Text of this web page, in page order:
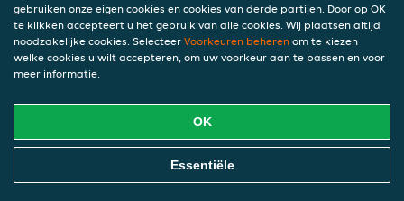
Broodje kipburger
incl. statiegeld (€ 0,00)
Pita shoarma speciaal
Online Eten Bestellen
gebruiken onze eigen cookies en cookies van derde partijen. Door op OK
te klikken accepteert u het gebruik van alle cookies. Wij plaatsen altijd
noodzakelijke cookies. Selecteer Voorkeuren beheren om te kiezen
welke cookies u wilt accepteren, om uw voorkeur aan te passen en voor
meer informatie.
OK
Essentiële